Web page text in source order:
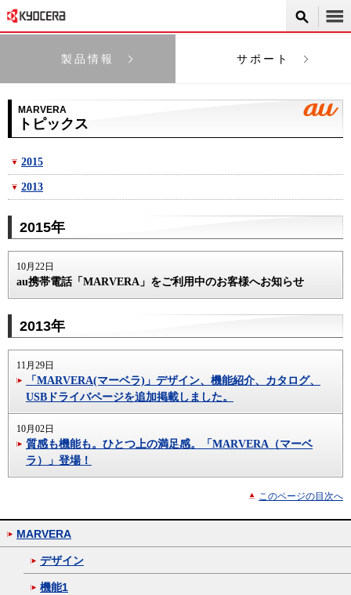
製品情報 サポート
MARVERA
トピックス
2015
2013
2015年
10月22日
au携帯電話「MARVERA」をご利用中のお客様へお知らせ
2013年
11月29日
「MARVERA(マーベラ)」デザイン、機能紹介、カタログ、
USBドライバページを追加掲載しました。
10月02日
質感も機能も。ひとつ上の満足感。「MARVERA（マーベ
ラ）」登場！
このページの目次へ
MARVERA
デザイン
機能1